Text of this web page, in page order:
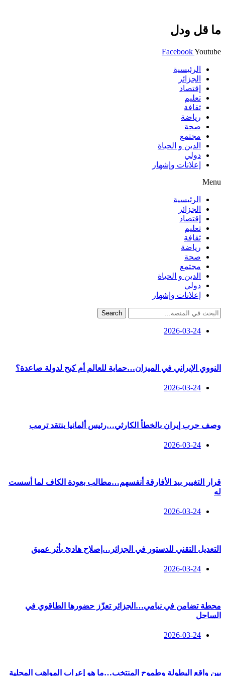
ما قل ودل
FacebookYoutube
الرئيسية
الجزائر
إقتصاد
تعليم
ثقافة
رياضة
صحة
مجتمع
الدين و الحياة
دولي
إعلانات وإشهار
Menu
الرئيسية
الجزائر
إقتصاد
تعليم
ثقافة
رياضة
صحة
مجتمع
الدين و الحياة
دولي
إعلانات وإشهار
Search
2026-03-24
النووي الإيراني في الميزان…حماية للعالم أم كبح لدولة صاعدة؟
2026-03-24
وصف حرب إيران بالخطأ الكارثي…رئيس ألمانيا ينتقد ترمب
2026-03-24
قرار التغيير بيد الأفارقة أنفسهم…مطالب بعودة الكاف لما أسست
له
2026-03-24
التعديل التقني للدستور في الجزائر…إصلاح هادئ بأثر عميق
2026-03-24
محطة تضامن في نيامي…الجزائر تعزّز حضورها الطاقوي في
الساحل
2026-03-24
بين واقع البطولة وطموح المنتخب…ما هو إعراب المواهب المحلية